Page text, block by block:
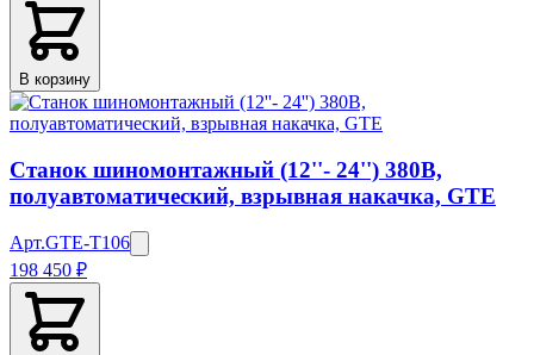
В корзину
Станок шиномонтажный (12''- 24'') 380В,
полуавтоматический, взрывная накачка, GTE
Арт.GTE-T106
198 450 ₽